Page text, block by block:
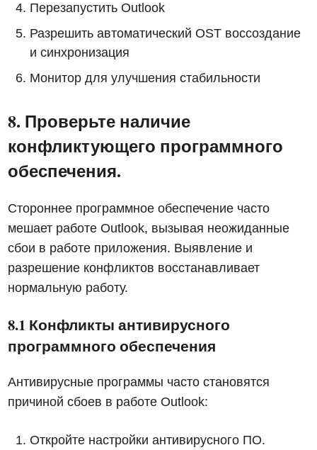
Перезапустить Outlook
Разрешить автоматический OST воссоздание
и синхронизация
Монитор для улучшения стабильности
8. Проверьте наличие
конфликтующего программного
обеспечения.
Стороннее программное обеспечение часто
мешает работе Outlook, вызывая неожиданные
сбои в работе приложения. Выявление и
разрешение конфликтов восстанавливает
нормальную работу.
8.1 Конфликты антивирусного
программного обеспечения
Антивирусные программы часто становятся
причиной сбоев в работе Outlook:
Откройте настройки антивирусного ПО.